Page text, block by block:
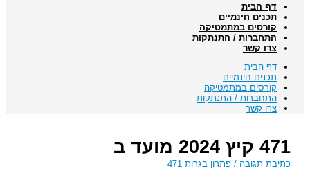
דף הבית
תכנים חינמיים
קורסים במתמטיקה
התחברות / התנתקות
צרו קשר
דף הבית
תכנים חינמיים
קורסים במתמטיקה
התחברות / התנתקות
צרו קשר
471 קיץ 2024 מועד ב
כתיבת תגובה / פתרון בגרות 471